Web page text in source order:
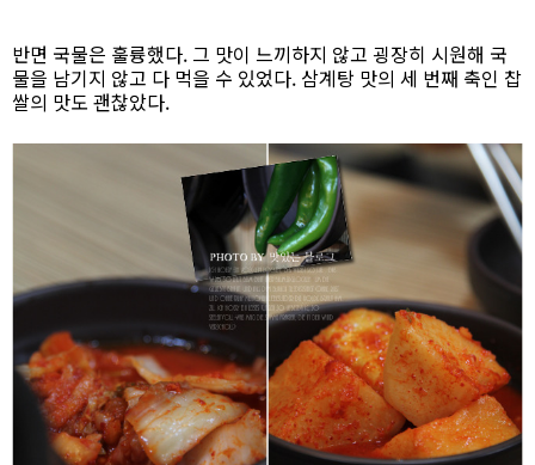
반면 국물은 훌륭했다. 그 맛이 느끼하지 않고 굉장히 시원해 국
물을 남기지 않고 다 먹을 수 있었다. 삼계탕 맛의 세 번째 축인 찹
쌀의 맛도 괜찮았다.